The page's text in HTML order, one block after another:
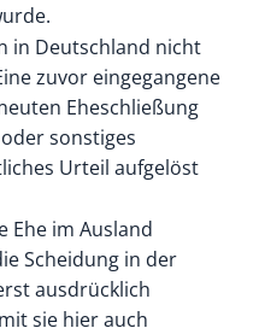
in Deutschland nicht
zuvor eingegangene
Eheschließung
sonstiges
Urteil aufgelöst
Ehe im Ausland
Scheidung in der
ausdrücklich
sie hier auch